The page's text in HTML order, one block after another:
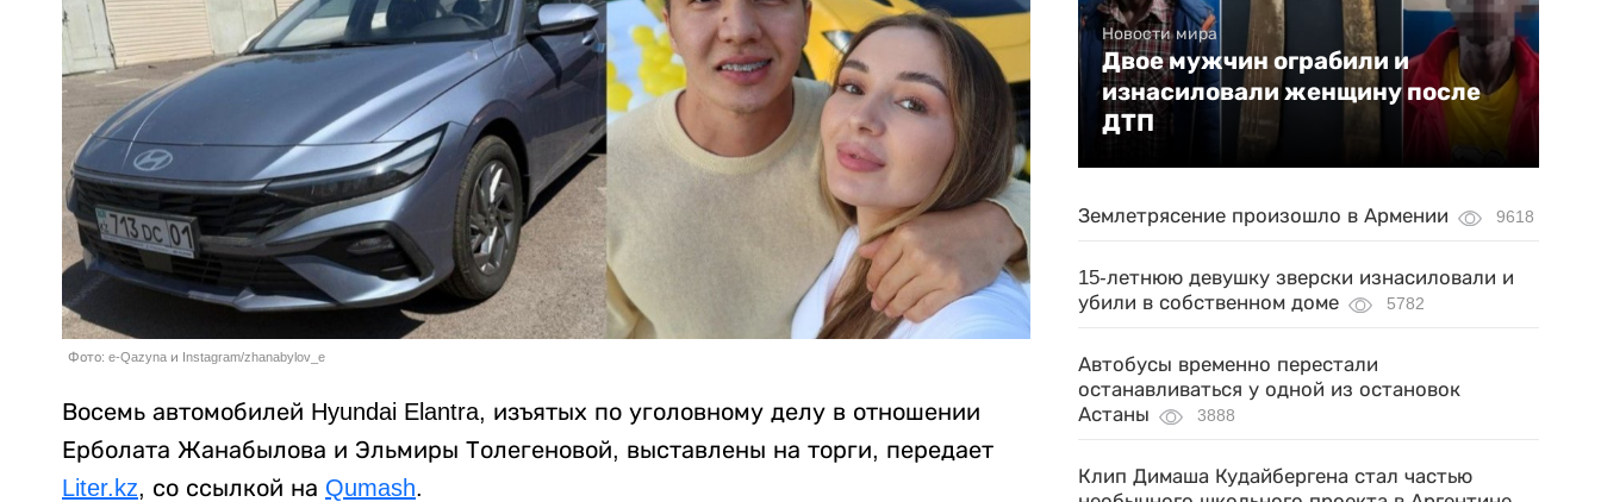
Фото: e-Qazyna и Instagram/zhanabylov_e
Восемь автомобилей Hyundai Elantra, изъятых по уголовному делу в отношении
Ерболата Жанабылова и Эльмиры Толегеновой, выставлены на торги, передает
Liter.kz, со ссылкой на Qumash.
Новости мира
Двое мужчин ограбили и
изнасиловали женщину после
ДТП
Землетрясение произошло в Армении 9618
15-летнюю девушку зверски изнасиловали и
убили в собственном доме
5782
Автобусы временно перестали
останавливаться у одной из остановок
Астаны
3888
Клип Димаша Кудайбергена стал частью